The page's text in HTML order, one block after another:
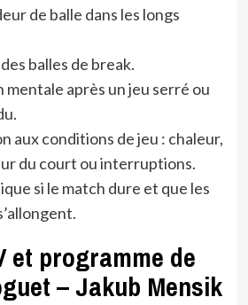
de balle dans les longs
balles de break.
mentale après un jeu serré ou
aux conditions de jeu : chaleur,
du court ou interruptions.
si le match dure et que les
et programme de
– Jakub Mensik